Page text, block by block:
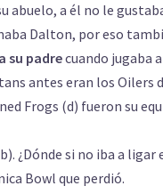
abuelo, a él no le
Dalton, por eso
su padrecuando jugaba
antes eran los Oilers
Frogs (d) fueron su
¿Dónde si no iba a
Bowl que perdió.